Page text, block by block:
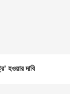
হওয়ার দাবি